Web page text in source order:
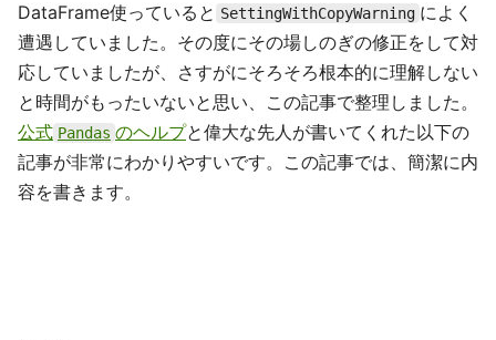
DataFrame使っていると SettingWithCopyWarning によく
遭遇していました。その度にその場しのぎの修正をして対
応していましたが、さすがにそろそろ根本的に理解しない
と時間がもったいないと思い、この記事で整理しました。
公式 Pandas のヘルプと偉大な先人が書いてくれた以下の
記事が非常にわかりやすいです。この記事では、簡潔に内
容を書きます。